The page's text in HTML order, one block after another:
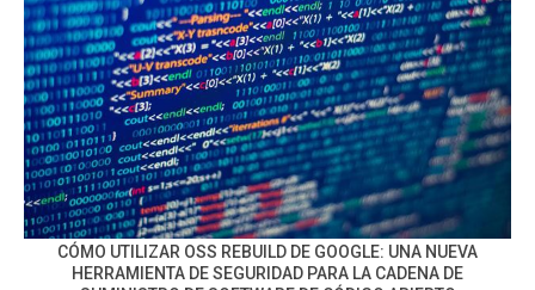
CÓMO UTILIZAR OSS REBUILD DE GOOGLE: UNA NUEVA
HERRAMIENTA DE SEGURIDAD PARA LA CADENA DE